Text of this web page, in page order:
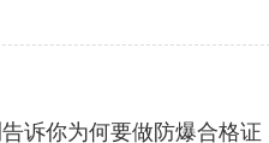
诉你为何要做防爆合格证